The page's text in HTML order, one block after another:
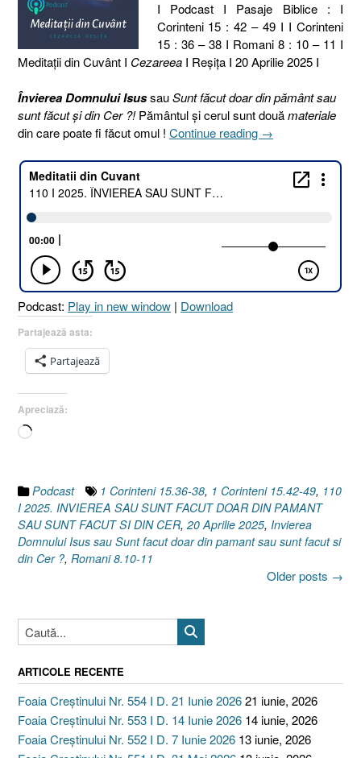
I Podcast I Pasaje Biblice : I
Corinteni 15 : 42 – 49 I I Corinteni
15 : 36 – 38 I Romani 8 : 10 – 11 I
Meditaţii din Cuvânt I Cezareea I Reşiţa I 20 Aprilie 2025 I
Învierea Domnului IsussauSunt făcut doar din pământ sau
sunt făcut și din Cer ?!Pământul și cerul sunt douămateriale
din care poate fi făcut omul ! Continue reading „110
2025.
ÎNVIEREA
FĂCUT
DOAR
PĂMÂNT
I
1
Corinteni
15.36-
2025”
→
Podcast: Play in new window | Download
Partajează asta:
Partajează
Apreciază:
Încarc...
Podcast 1 Corinteni 15.36-38, 1 Corinteni 15.42-49, 110
I 2025. INVIEREA SAU SUNT FACUT DOAR DIN PAMANT
SAU SUNT FACUT SI DIN CER, 20 Aprilie 2025, Invierea
Domnului Isus sau Sunt facut doar din pamant sau sunt facut si
din Cer ?, Romani 8.10-11
Older posts →
ARTICOLE RECENTE
Foaia Creștinului Nr. 554 I D. 21 Iunie 202621 iunie, 2026
Foaia Creștinului Nr. 553 I D. 14 Iunie 2026 14 iunie, 2026
Foaia Creștinului Nr. 552 I D. 7 Iunie 2026 13 iunie, 2026